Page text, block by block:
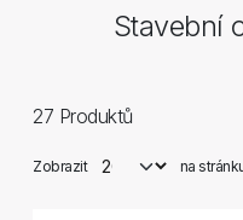
Stavební
27 Produktů
Zobrazit na